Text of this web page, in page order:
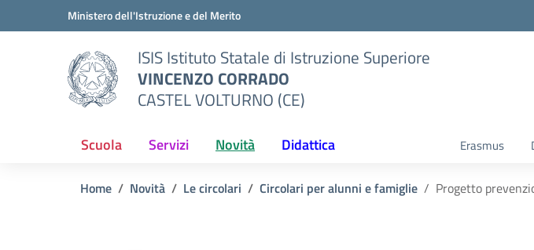
Vai ai contenuti
Vai al menu di navigazioneMinistero dell'Istruzione e del Merito
ISIS Istituto Statale di Istruzione Superiore
VINCENZO CORRADO
CASTEL VOLTURNO (CE)
Scuola Servizi Novità Didattica Erasmus
Home Novità Le circolari Circolari per alunni e famiglie Progetto